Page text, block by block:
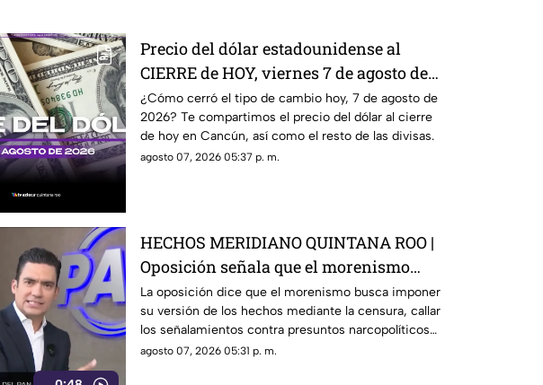
Precio del dólar estadounidense al
CIERRE de HOY, viernes 7 de agosto de
2026, en Cancún
¿Cómo cerró el tipo de cambio hoy, 7 de agosto de
2026? Te compartimos el precio del dólar al cierre
de hoy en Cancún, así como el resto de las divisas.
agosto 07, 2026 05:37 p. m.
HECHOS MERIDIANO QUINTANA ROO |
Oposición señala que el morenismo
quiere imponer su versión de los
hechos usando la censura
La oposición dice que el morenismo busca imponer
su versión de los hechos mediante la censura, callar
los señalamientos contra presuntos narcopolíticos
de la 4T y presentar a la oposición como la villana.
agosto 07, 2026 05:31 p. m.